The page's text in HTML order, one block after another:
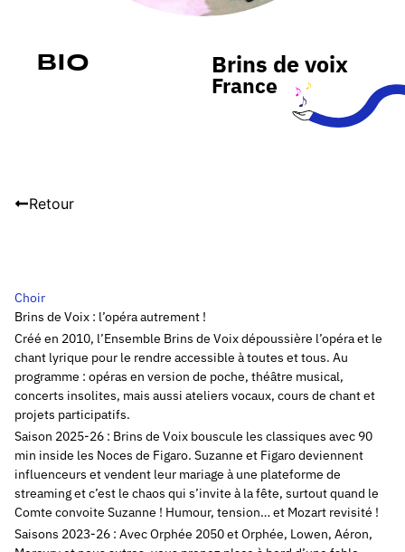
Bio Brins de voix
France
Retour
Choir
Brins de Voix : l’opéra autrement !
Créé en 2010, l’Ensemble Brins de Voix dépoussière l’opéra et le
chant lyrique pour le rendre accessible à toutes et tous. Au
programme : opéras en version de poche, théâtre musical,
concerts insolites, mais aussi ateliers vocaux, cours de chant et
projets participatifs.
Saison 2025-26 : Brins de Voix bouscule les classiques avec 90
min inside les Noces de Figaro. Suzanne et Figaro deviennent
influenceurs et vendent leur mariage à une plateforme de
streaming et c’est le chaos qui s’invite à la fête, surtout quand le
Comte convoite Suzanne ! Humour, tension… et Mozart revisité !
Saisons 2023-26 : Avec Orphée 2050 et Orphée, Lowen, Aéron,